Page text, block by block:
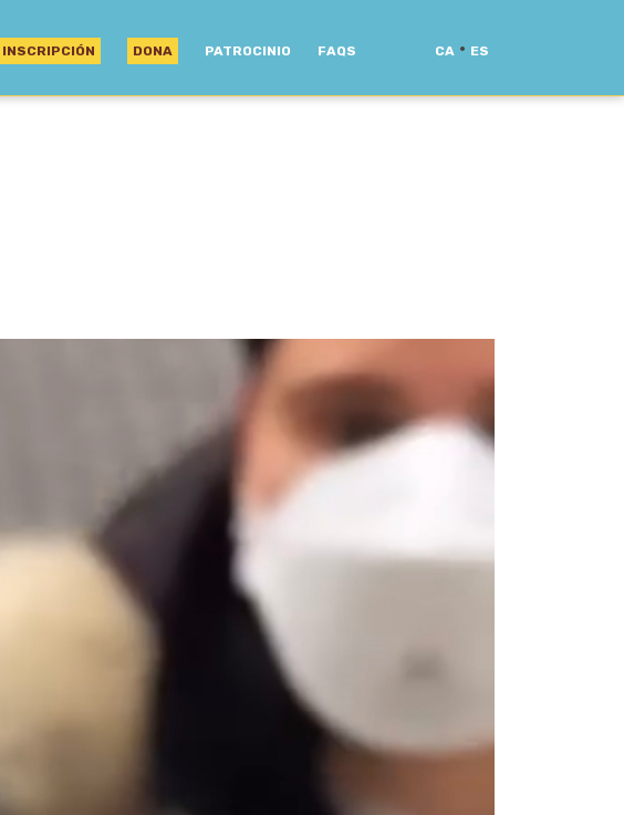
INSCRIPCIÓN DONA PATROCINIO FAQS CA · ES